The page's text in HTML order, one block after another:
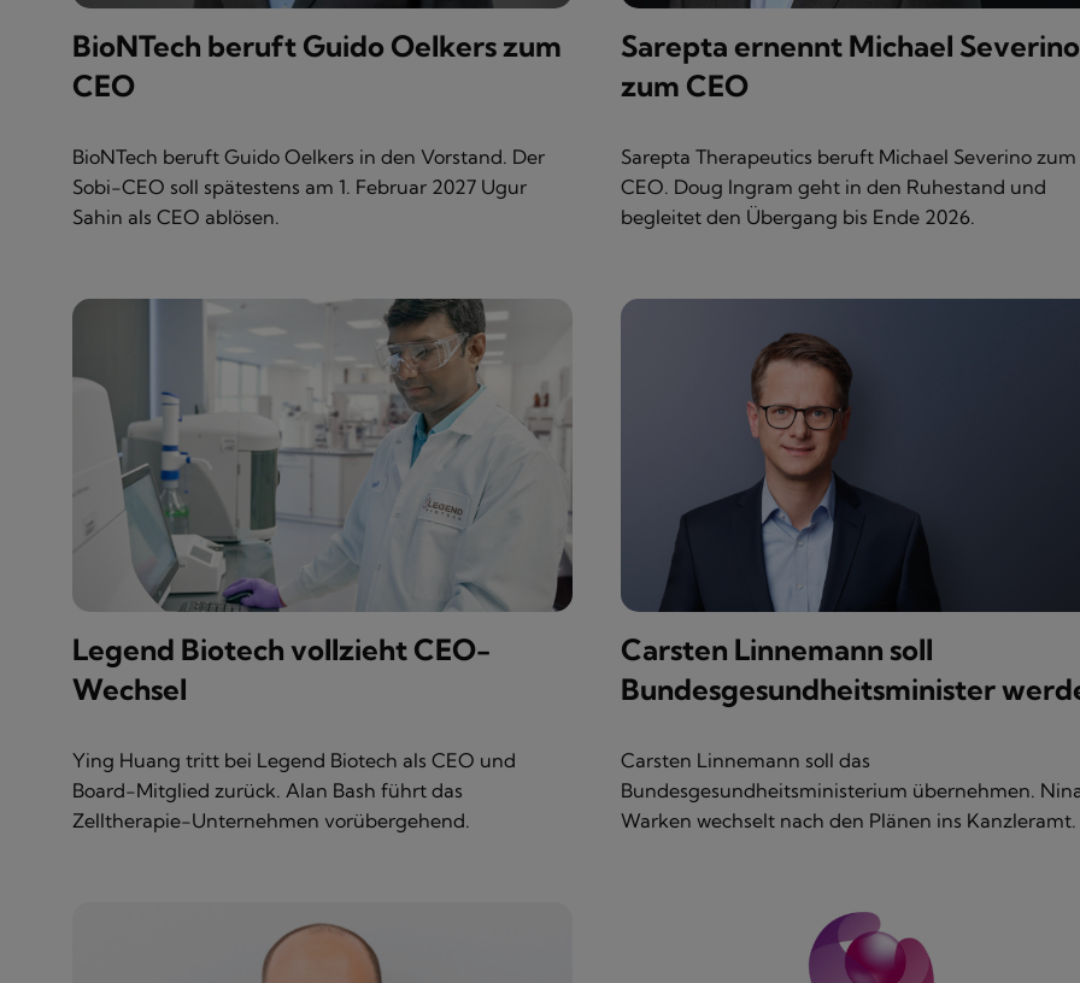
BioNTech beruft Guido Oelkers zum
CEO
BioNTech beruft Guido Oelkers in den Vorstand. Der
Sobi-CEO soll spätestens am 1. Februar 2027 Ugur
Sahin als CEO ablösen.
Sarepta ernennt Michael Severino
zum CEO
Sarepta Therapeutics beruft Michael Severino zum
CEO. Doug Ingram geht in den Ruhestand und
begleitet den Übergang bis Ende 2026.
Legend Biotech vollzieht CEO-
Wechsel
Ying Huang tritt bei Legend Biotech als CEO und
Board-Mitglied zurück. Alan Bash führt das
Zelltherapie-Unternehmen vorübergehend.
Carsten Linnemann soll
Bundesgesundheitsminister
Carsten Linnemann soll das
Bundesgesundheitsministerium übernehmen.
Warken wechselt nach den Plänen ins Kanzleramt.